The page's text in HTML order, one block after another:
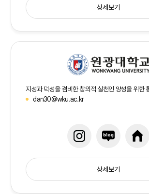
상세보기
지성과 덕성을 겸비한 창의적 실천인 양성을 위한
dan30@wku.ac.kr
상세보기